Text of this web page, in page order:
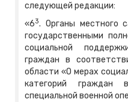
следующей редакции:
«63. Органы местного
государственными
социальной
граждан в
области «О мерах
категорий граждан
специальной военной